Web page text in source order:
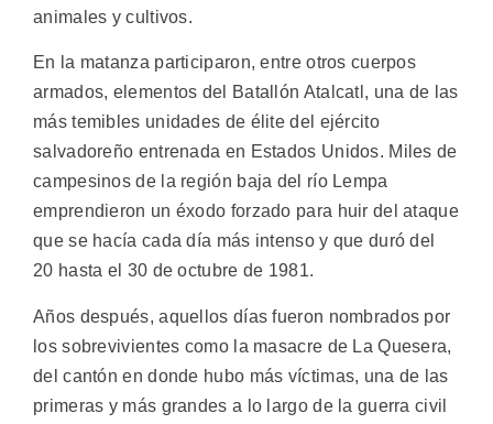
animales y cultivos.
En la matanza participaron, entre otros cuerpos
armados, elementos del Batallón Atalcatl, una de las
más temibles unidades de élite del ejército
salvadoreño entrenada en Estados Unidos. Miles de
campesinos de la región baja del río Lempa
emprendieron un éxodo forzado para huir del ataque
que se hacía cada día más intenso y que duró del
20 hasta el 30 de octubre de 1981.
Años después, aquellos días fueron nombrados por
los sobrevivientes como la masacre de La Quesera,
del cantón en donde hubo más víctimas, una de las
primeras y más grandes a lo largo de la guerra civil